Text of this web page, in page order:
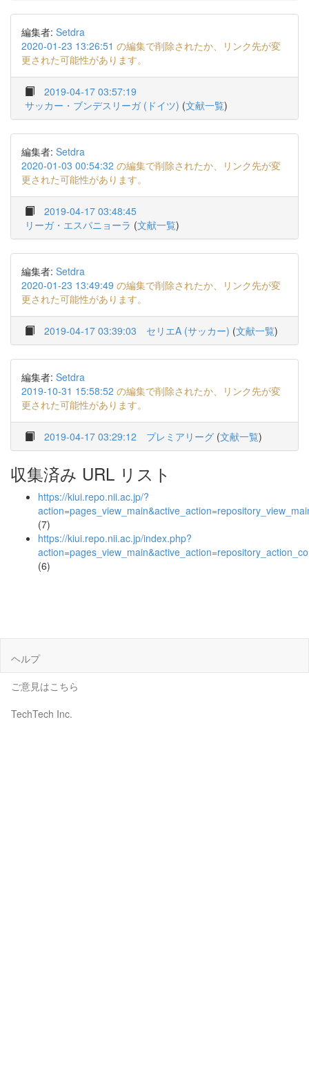
編集者: Setdra
2020-01-23 13:26:51 の編集で削除されたか、リンク先が変
更された可能性があります。
2019-04-17 03:57:19
サッカー・ブンデスリーガ (ドイツ) (文献一覧)
編集者: Setdra
2020-01-03 00:54:32 の編集で削除されたか、リンク先が変
更された可能性があります。
2019-04-17 03:48:45
リーガ・エスパニョーラ (文献一覧)
編集者: Setdra
2020-01-23 13:49:49 の編集で削除されたか、リンク先が変
更された可能性があります。
2019-04-17 03:39:03 セリエA (サッカー) (文献一覧)
編集者: Setdra
2019-10-31 15:58:52 の編集で削除されたか、リンク先が変
更された可能性があります。
2019-04-17 03:29:12 プレミアリーグ (文献一覧)
収集済み URL リスト
https://kiui.repo.nii.ac.jp/?
(7)
https://kiui.repo.nii.ac.jp/index.php?
(6)
ヘルプ
ご意見はこちら
TechTech Inc.